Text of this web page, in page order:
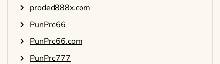
proded888x.com
PunPro66
PunPro66.com
PunPro777